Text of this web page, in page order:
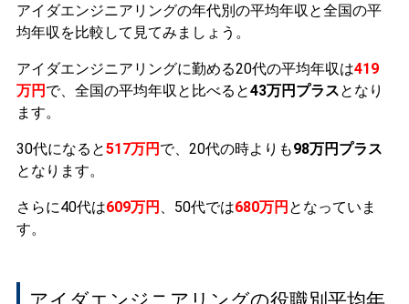
アイダエンジニアリングの年代別の平均年収と全国の平
均年収を比較して見てみましょう。
アイダエンジニアリングに勤める20代の平均年収は419
万円 で、全国の平均年収と比べると43万円プラスとなり
ます。
30代になると517万円 で、20代の時よりも98万円プラス
となります。
さらに40代は609万円 、50代では680万円 となっていま
す。